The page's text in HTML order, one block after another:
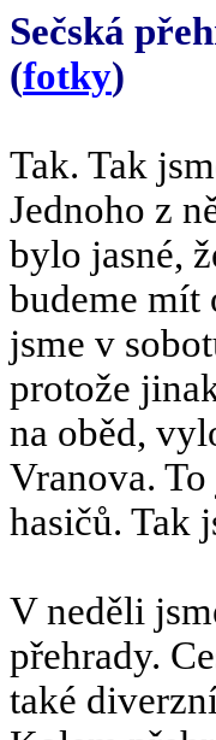
Sečská
(fotky)
Tak. Tak
Jednoho z
bylo jasné,
budeme mít
jsme v
protože
na oběd,
Vranova.
hasičů. Tak
V neděli
přehrady.
také